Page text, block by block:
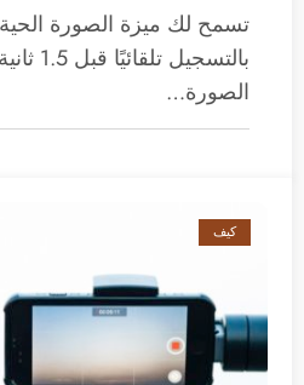
تسمح لك ميزة الصورة
الصورة…
كيف